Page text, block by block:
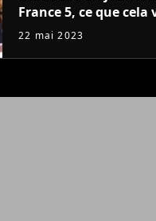
France 5, ce que cela
à la rentrée
22 mai 2023